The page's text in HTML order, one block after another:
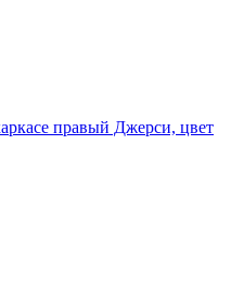
правый Джерси, цвет